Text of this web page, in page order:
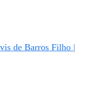
de Barros Filho |